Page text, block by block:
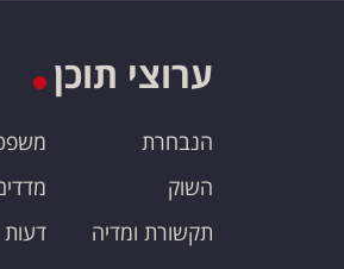
ערוצי תוכן
הנבחרת
השוק
תקשורת ומדיה
דעות